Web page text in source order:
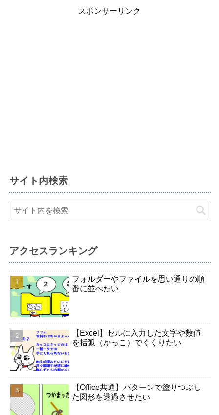
スポンサーリンク
サイト内検索
アクセスランキング
フォルダーやファイルを思い通りの順
番に並べたい
【Excel】セルに入力した文字や数値
を括弧（かっこ）でくくりたい
【Office共通】パターンで塗りつぶし
た図形を透過させたい